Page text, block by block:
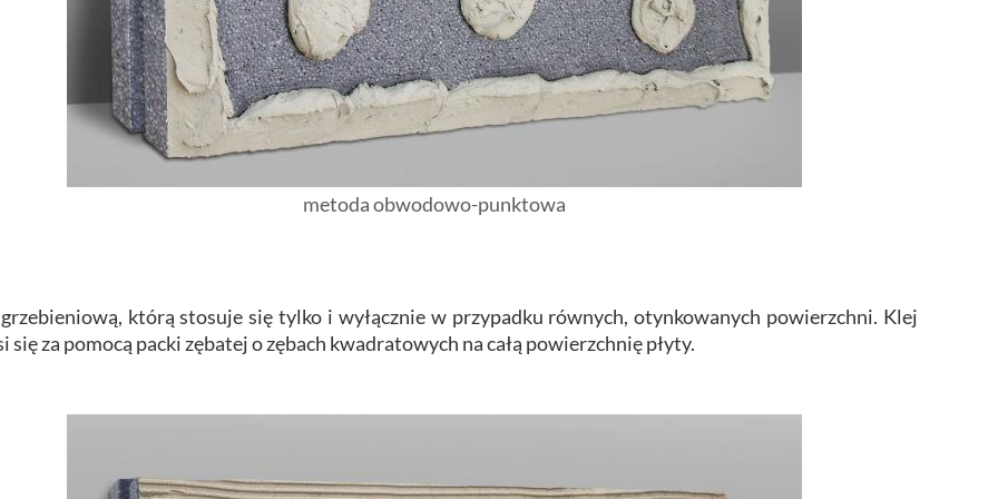
metoda obwodowo-punktowa
którą stosuje się tylko i wyłącznie w przypadku równych, otynkowanych powierzchni. Klej
się za pomocą packi zębatej o zębach kwadratowych na całą powierzchnię płyty.